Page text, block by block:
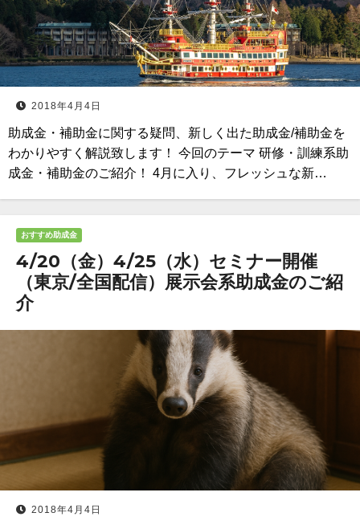
2018年4月4日
助成金・補助金に関する疑問、新しく出た助成金/補助金を
わかりやすく解説致します！ 今回のテーマ 研修・訓練系助
成金・補助金のご紹介！ 4月に入り、フレッシュな新…
おすすめ助成金
4/20（金）4/25（水）セミナー開催
（東京/全国配信）展示会系助成金のご紹
介
2018年4月4日